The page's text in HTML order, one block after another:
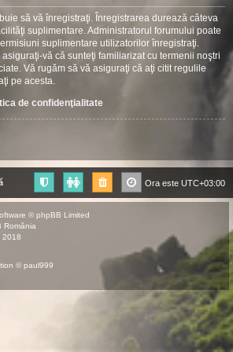
să vă înregistraţi. Înregistrarea durează câteva
suplimentare. Administratorul forumului poate
suplimentare utilizatorilor înregistraţi.
vă că sunteţi familiarizat cu termenii noştri
Vă rugăm să vă asiguraţi că aţi citit regulile
pe acesta.
de confidenţialitate
Ora este UTC+03:00
© phpBB Limited
România
2018
© paul999